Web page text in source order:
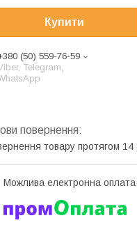
Купити
(50) 559-76-59
Telegram,
товару протягом 14